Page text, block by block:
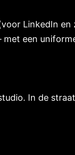
LinkedIn en
een
In de